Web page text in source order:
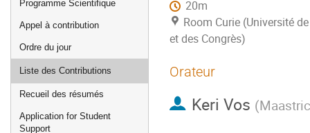
Programme Scientifique
Appel à contribution
Ordre du jour
Liste des Contributions
Recueil des résumés
Application for Student
Support
20m
Room Curie (Université
et des Congrès)
Orateur
Keri Vos (